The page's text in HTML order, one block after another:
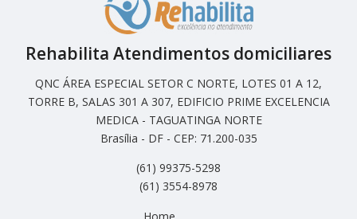
Rehabilita Atendimentos domiciliares
QNC ÁREA ESPECIAL SETOR C NORTE, LOTES 01 A 12,
TORRE B, SALAS 301 A 307, EDIFICIO PRIME EXCELENCIA
MEDICA - TAGUATINGA NORTE
Brasília - DF - CEP: 71.200-035
(61) 99375-5298
(61) 3554-8978